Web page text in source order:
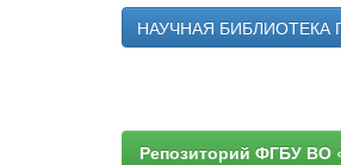
НАУЧНАЯ БИБЛИОТЕКА
Репозиторий ФГБУ ВО